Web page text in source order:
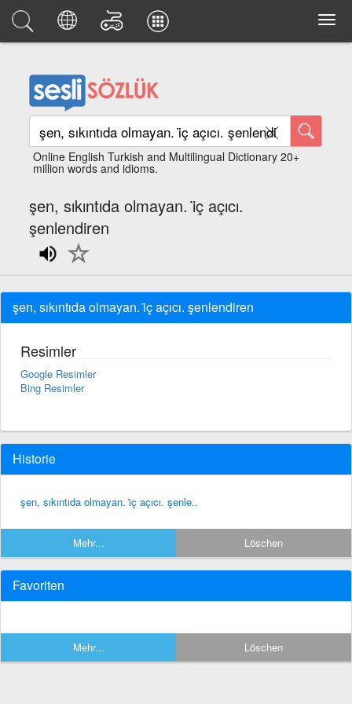
Online English Turkish and Multilingual Dictionary 20+
million words and idioms.
şen, sıkıntıda olmayan. i̇ç açıcı.
şenlendiren
şen, sıkıntıda olmayan. i̇ç açıcı. şenlendiren
Resimler
Google Resimler
Bing Resimler
Historie
şen, sıkıntıda olmayan. i̇ç açıcı. şenle..
Mehr... Löschen
Favoriten
Mehr... Löschen